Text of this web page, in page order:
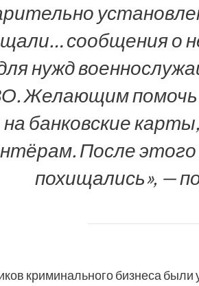
сообщения о
нужд
Желающим помочь
на банковские
После
похищались», —
криминального бизнеса